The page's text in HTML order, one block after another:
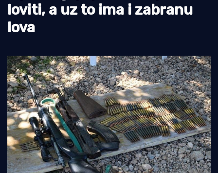
Ekologija
Tradicija i kultura
loviti, a uz to ima i zabranu
lova